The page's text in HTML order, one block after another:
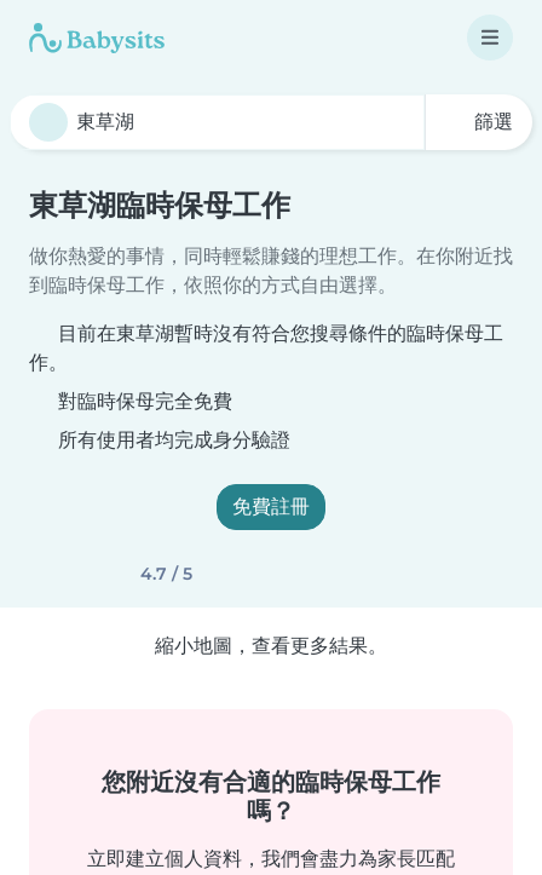
篩選
東草湖臨時保母工作
做你熱愛的事情，同時輕鬆賺錢的理想工作。在你附近找
到臨時保母工作，依照你的方式自由選擇。
目前在東草湖暫時沒有符合您搜尋條件的臨時保母工
作。
對臨時保母完全免費
所有使用者均完成身分驗證
免費註冊
4.7 / 5
縮小地圖，查看更多結果。
您附近沒有合適的臨時保母工作
嗎？
立即建立個人資料，我們會盡力為家長匹配